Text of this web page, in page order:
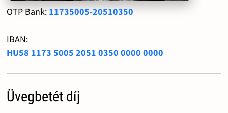
OTP Bank: 11735005-20510350
IBAN:
HU58 1173 5005 2051 0350 0000 0000
Üvegbetét díj